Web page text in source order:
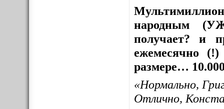
народным
получает? и
ежемесячно
размере…
«Нормально,
Отлично,